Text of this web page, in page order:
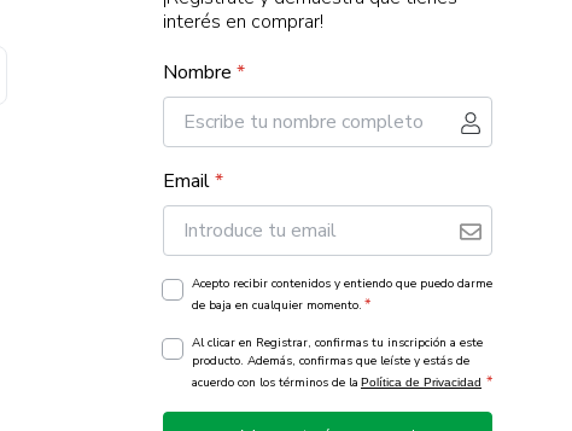
interés en comprar!
Nombre *
Email*
Acepto recibir contenidos y entiendo que puedo darme
de baja en cualquier momento. *
Al clicar en Registrar, confirmas tu inscripción a este
producto. Además, confirmas que leíste y estás de
acuerdo con los términos de la Política de Privacidad *